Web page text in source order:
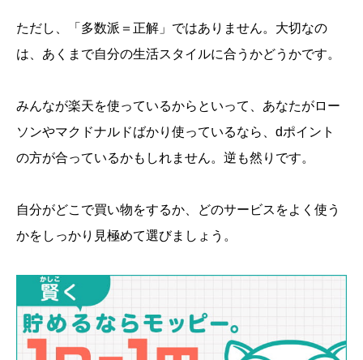
ただし、「多数派＝正解」ではありません。大切なの
は、あくまで自分の生活スタイルに合うかどうかです。
みんなが楽天を使っているからといって、あなたがロー
ソンやマクドナルドばかり使っているなら、dポイント
の方が合っているかもしれません。逆も然りです。
自分がどこで買い物をするか、どのサービスをよく使う
かをしっかり見極めて選びましょう。